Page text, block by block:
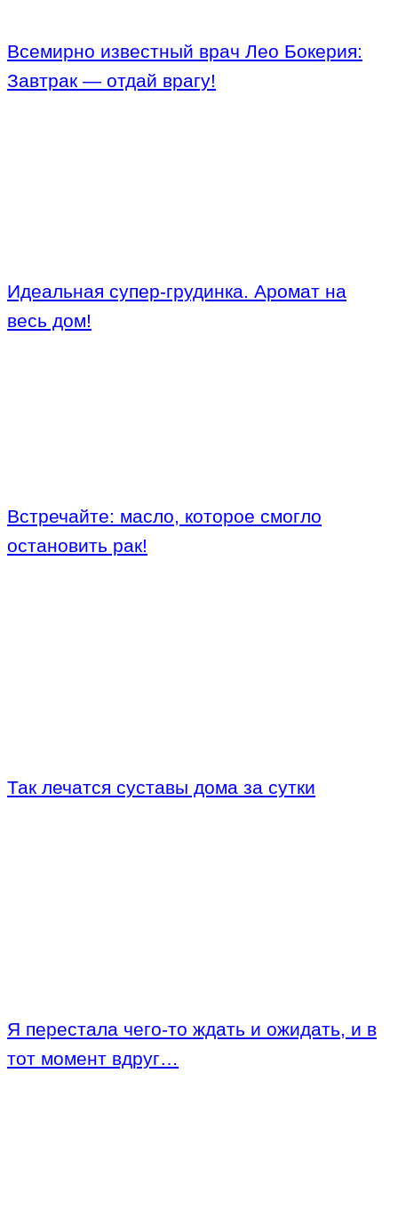
Всемирно известный врач Лео Бокерия:
Завтрак — отдай врагу!
Идеальная супер-грудинка. Аромат на
весь дом!
Встречайте: масло, которое смогло
остановить рак!
Так лечатся суставы дома за сутки
Я перестала чего-то ждать и ожидать, и в
тот момент вдруг…